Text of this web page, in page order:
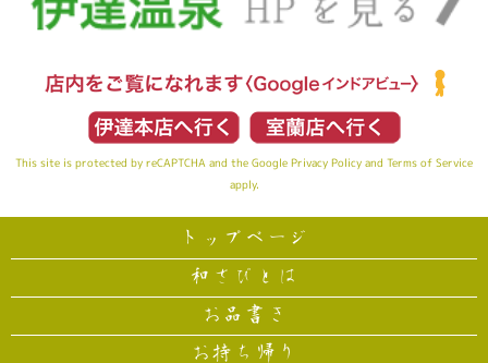
This site is protected by reCAPTCHA and the Google Privacy Policy and Terms of Service
apply.
トップページ
和さびとは
お品書き
お持ち帰り